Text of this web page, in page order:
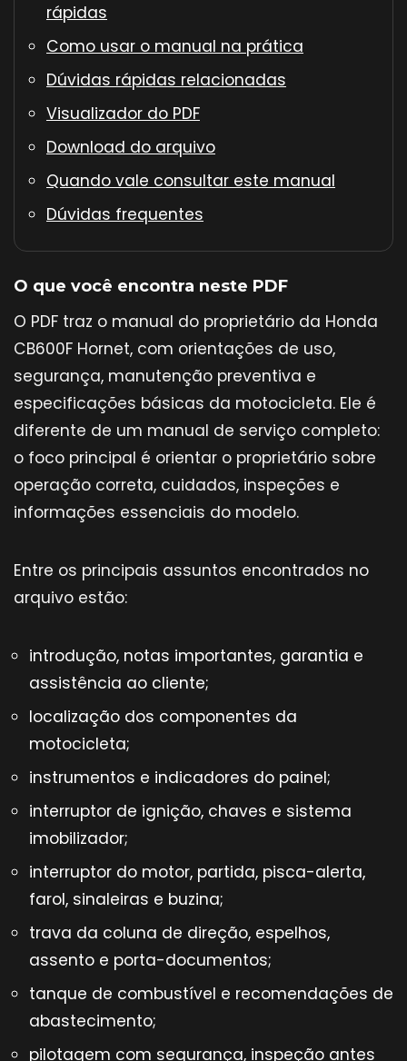
rápidas
Como usar o manual na prática
Dúvidas rápidas relacionadas
Visualizador do PDF
Download do arquivo
Quando vale consultar este manual
Dúvidas frequentes
O que você encontra neste PDF
O PDF traz o manual do proprietário da Honda
CB600F Hornet, com orientações de uso,
segurança, manutenção preventiva e
especificações básicas da motocicleta. Ele é
diferente de um manual de serviço completo:
o foco principal é orientar o proprietário sobre
operação correta, cuidados, inspeções e
informações essenciais do modelo.
Entre os principais assuntos encontrados no
arquivo estão:
introdução, notas importantes, garantia e
assistência ao cliente;
localização dos componentes da
motocicleta;
instrumentos e indicadores do painel;
interruptor de ignição, chaves e sistema
imobilizador;
interruptor do motor, partida, pisca-alerta,
farol, sinaleiras e buzina;
trava da coluna de direção, espelhos,
assento e porta-documentos;
tanque de combustível e recomendações de
abastecimento;
pilotagem com segurança, inspeção antes